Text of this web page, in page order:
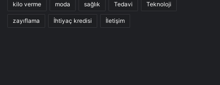
kilo verme moda sağlık Tedavi Teknoloji
zayıflama İhtiyaç kredisi İletişim